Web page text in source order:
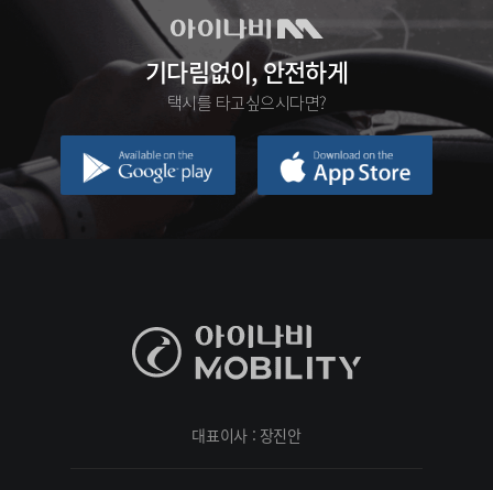
기다림없이, 안전하게
택시를 타고싶으시다면?
대표이사 : 장진안